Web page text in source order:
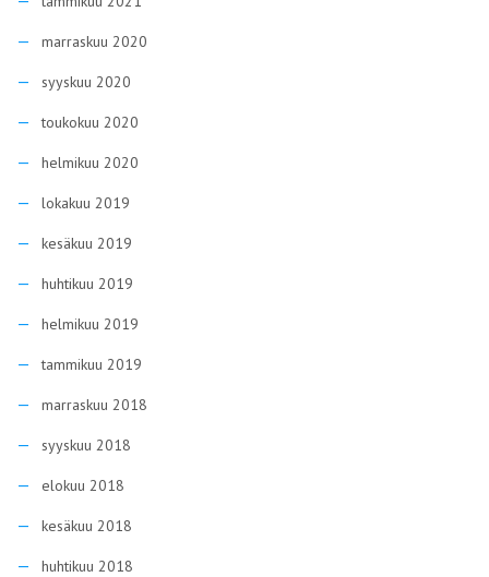
marraskuu 2020
syyskuu 2020
toukokuu 2020
helmikuu 2020
lokakuu 2019
kesäkuu 2019
huhtikuu 2019
helmikuu 2019
tammikuu 2019
marraskuu 2018
syyskuu 2018
elokuu 2018
kesäkuu 2018
huhtikuu 2018